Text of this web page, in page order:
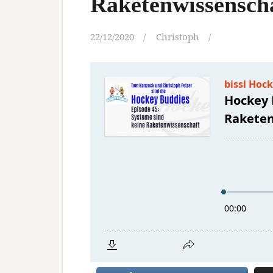
22/12/2020 Christoph